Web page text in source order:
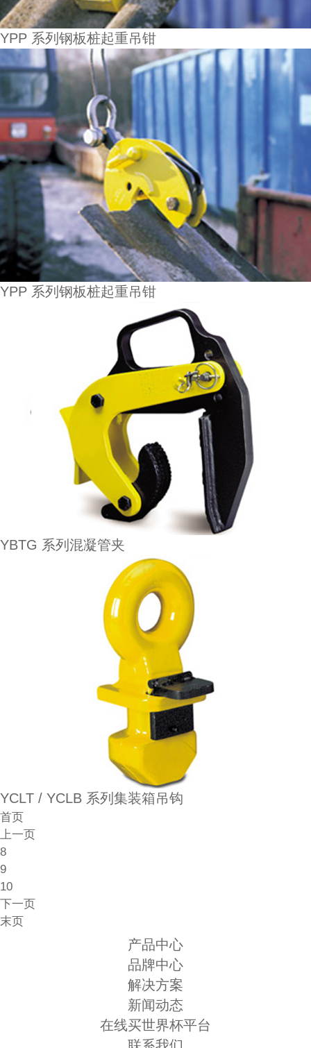
YPP 系列钢板桩起重吊钳
YPP 系列钢板桩起重吊钳
YBTG 系列混凝管夹
YCLT / YCLB 系列集装箱吊钩
首页
上一页
8
9
10
下一页
末页
产品中心
品牌中心
解决方案
新闻动态
在线买世界杯平台